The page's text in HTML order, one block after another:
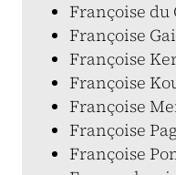
Françoise du
Françoise
Françoise
Françoise
Françoise
Françoise
Françoise